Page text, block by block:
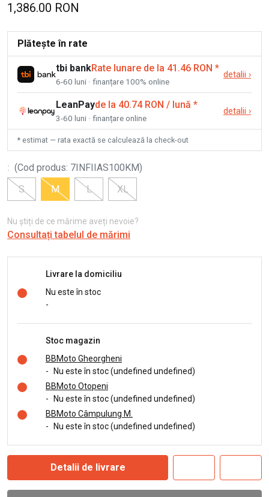
1,386.00 RON
Plătește în rate
tbi bankRate lunare de la 41.46 RON *
6-60 luni · finanțare 100% online
detalii ›
LeanPayde la 40.74 RON / lună *
3-60 luni · finanțare online
detalii ›
* estimat — rata exactă se calculează la check-out
: (Cod produs: 7INFIIAS100KM)
S
M L XL
Nu știți de ce mărime aveți nevoie?
Consultați tabelul de mărimi
Livrare la domiciliu
Nu este în stoc
-
Stoc magazin
BBMoto Gheorgheni
-
Nu este în stoc (undefined undefined)
BBMoto Otopeni
-
Nu este în stoc (undefined undefined)
BBMoto Câmpulung M.
-
Nu este în stoc (undefined undefined)
Detalii de livrare